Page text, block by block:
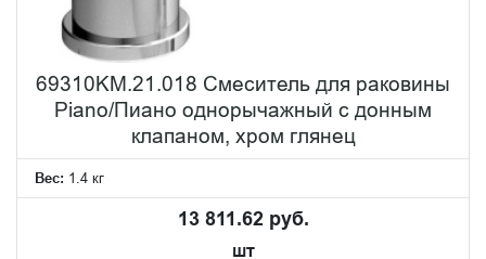
69310KM.21.018 Смеситель для раковины
Piano/Пиано однорычажный с донным
клапаном, хром глянец
Вес: 1.4 кг
13 811.62 руб.
шт